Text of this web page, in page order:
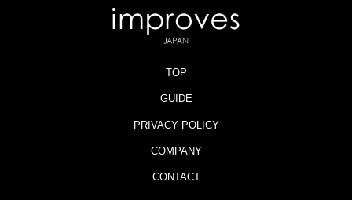
TOP
GUIDE
PRIVACY POLICY
COMPANY
CONTACT